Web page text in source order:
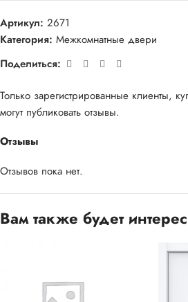
Артикул: 2671
Категория: Межкомнатные двери
Поделиться:
Отзывы
Отзывов пока нет.
Только зарегистрированные клиенты,
могут публиковать отзывы.
Вам также будет